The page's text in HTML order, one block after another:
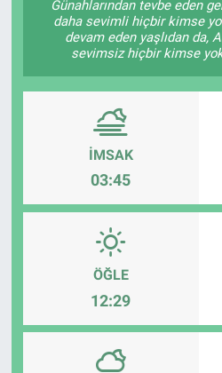
Günahlarından tevbe eden
daha sevimli hiçbir kimse
devam eden yaşlıdan da,
sevimsiz hiçbir kimse
İMSAK
03:45
ÖĞLE
12:29